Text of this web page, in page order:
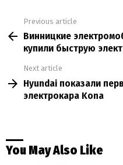
more
Previous article
Винницкие
купили быструю
Next article
Hyundai показали
электрокара Kona
You May Also Like